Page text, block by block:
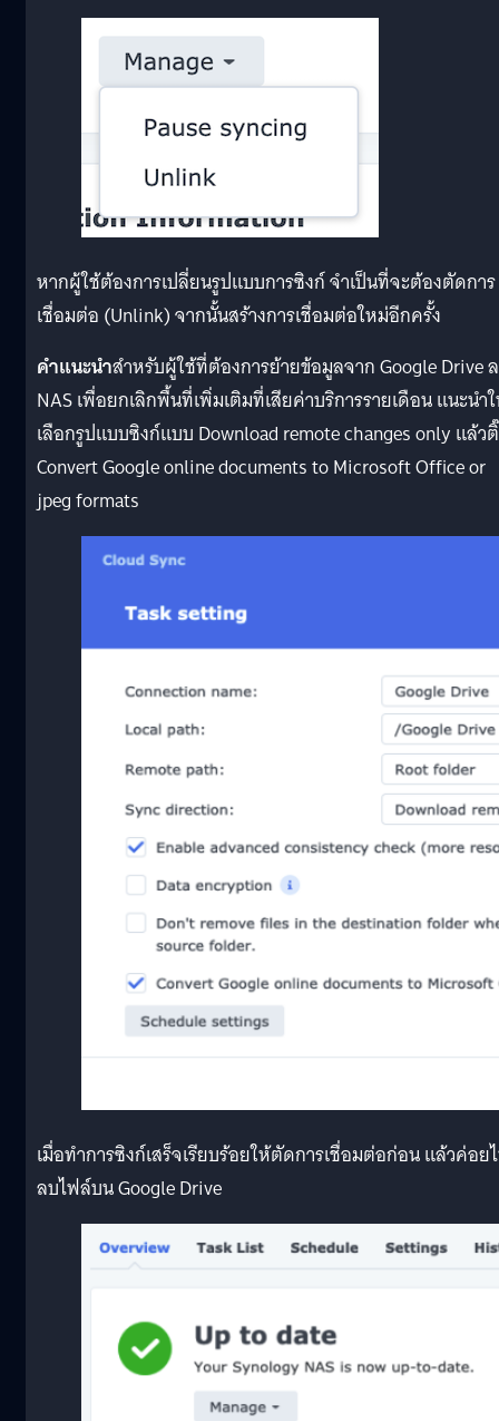
หากผู้ใช้ต้องการเปลี่ยนรูปแบบการซิงก์ จำเป็นที่จะต้องตัดการ
เชื่อมต่อ (Unlink) จากนั้นสร้างการเชื่อมต่อใหม่อีกครั้ง
คำแนะนำสำหรับผู้ใช้ที่ต้องการย้ายข้อมูลจาก Google Drive
NAS เพื่อยกเลิกพื้นที่เพิ่มเติมที่เสียค่าบริการรายเดือน แนะนำ
เลือกรูปแบบซิงก์แบบ Download remote changes only แล้ว
Convert Google online documents to Microsoft Office or
jpeg formats
เมื่อทำการซิงก์เสร็จเรียบร้อยให้ตัดการเชื่อมต่อก่อน แล้วค่อย
ลบไฟล์บน Google Drive